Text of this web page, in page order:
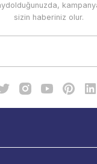
sizin haberiniz olur.